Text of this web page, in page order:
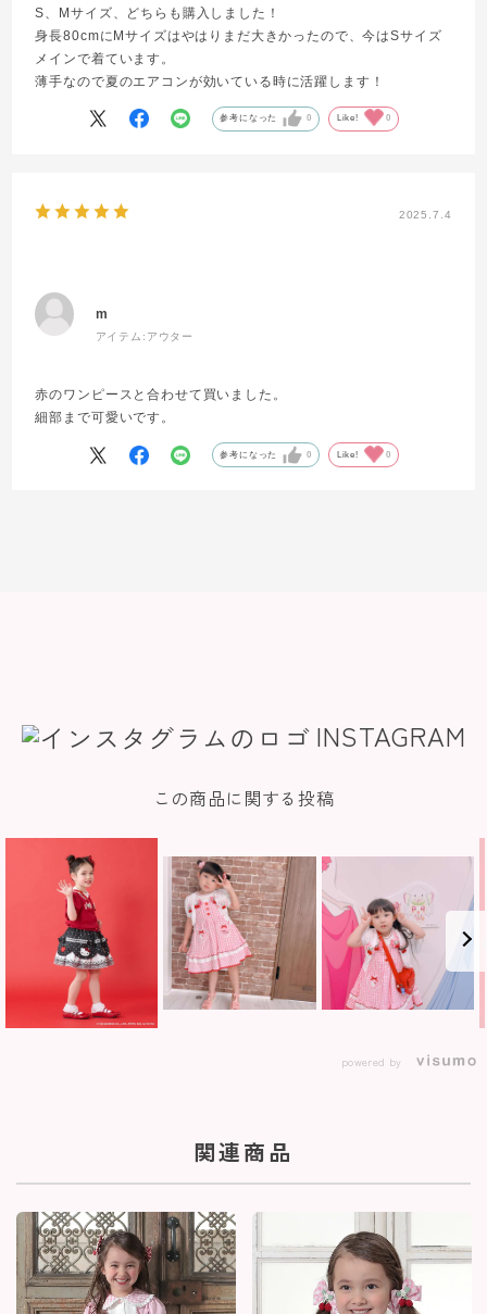
S、Mサイズ、どちらも購入しました！
身長80cmにMサイズはやはりまだ大きかったので、今はSサイズ
メインで着ています。
薄手なので夏のエアコンが効いている時に活躍します！
参考になった 0 Like! 0
2025.7.4
m
アイテム: アウター
赤のワンピースと合わせて買いました。
細部まで可愛いです。
参考になった 0 Like! 0
INSTAGRAM
この商品に関する投稿
powered by
関連商品